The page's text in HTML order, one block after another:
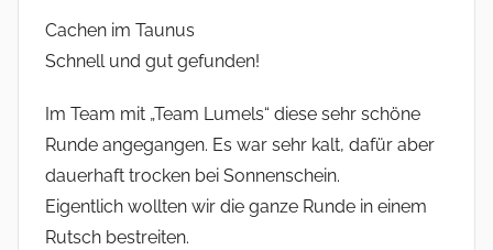
Cachen im Taunus
Schnell und gut gefunden!
Im Team mit „Team Lumels“ diese sehr schöne
Runde angegangen. Es war sehr kalt, dafür aber
dauerhaft trocken bei Sonnenschein.
Eigentlich wollten wir die ganze Runde in einem
Rutsch bestreiten.